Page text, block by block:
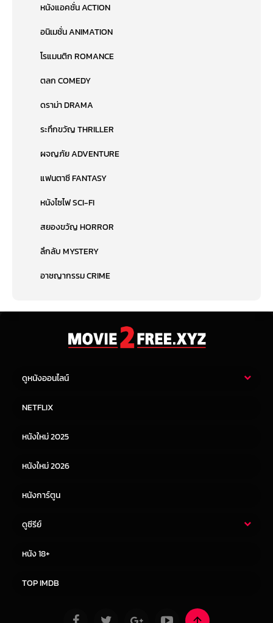
หนังแอคชั่น ACTION
อนิเมชั่น ANIMATION
โรแมนติก ROMANCE
ตลก COMEDY
ดราม่า DRAMA
ระทึกขวัญ THRILLER
ผจญภัย ADVENTURE
แฟนตาซี FANTASY
หนังไซไฟ SCI-FI
สยองขวัญ HORROR
ลึกลับ MYSTERY
อาชญากรรม CRIME
ดูหนังออนไลน์
หนังจีน
NETFLIX
หนังใหม่ 2025
หนังใหม่ 2026
หนังการ์ตูน
ดูซีรีย์
หนัง 18+
TOP IMDB